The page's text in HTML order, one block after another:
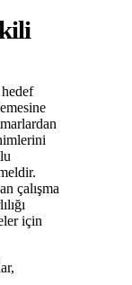
çalışma
için